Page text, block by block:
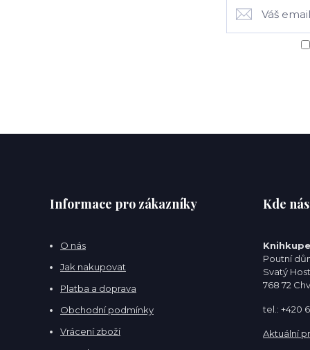
Informace pro zákazníky
O nás
Jak nakupovat
Platba a doprava
Obchodní podmínky
Vrácení zboží
Kde
Poutní
Svatý
768 72
tel.: +420
Aktuální